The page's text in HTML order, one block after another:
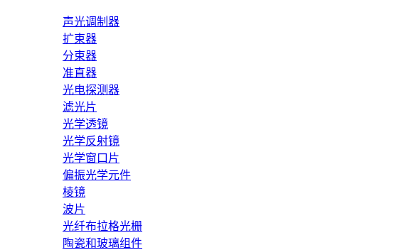
声光调制器
扩束器
分束器
准直器
光电探测器
滤光片
光学透镜
光学反射镜
光学窗口片
偏振光学元件
棱镜
波片
光纤布拉格光栅
陶瓷和玻璃组件